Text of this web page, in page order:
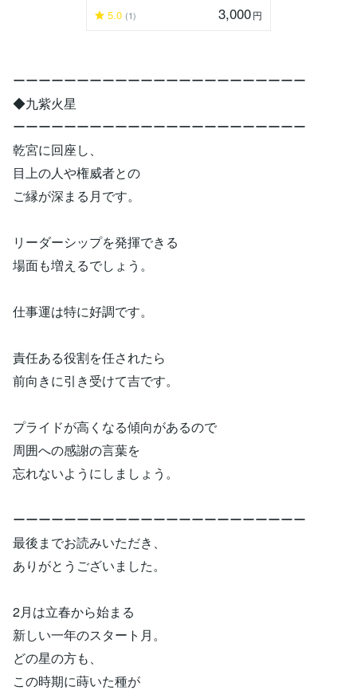
5.0 (1) 3,000円
ーーーーーーーーーーーーーーーーーーーーーーー
◆九紫火星
ーーーーーーーーーーーーーーーーーーーーーーー
乾宮に回座し、
目上の人や権威者との
ご縁が深まる月です。
リーダーシップを発揮できる
場面も増えるでしょう。
仕事運は特に好調です。
責任ある役割を任されたら
前向きに引き受けて吉です。
プライドが高くなる傾向があるので
周囲への感謝の言葉を
忘れないようにしましょう。
ーーーーーーーーーーーーーーーーーーーーーーー
最後までお読みいただき、
ありがとうございました。
2月は立春から始まる
新しい一年のスタート月。
どの星の方も、
この時期に蒔いた種が